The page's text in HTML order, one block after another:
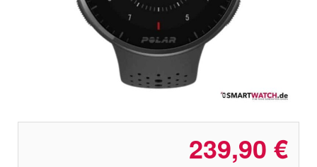
239,90 €